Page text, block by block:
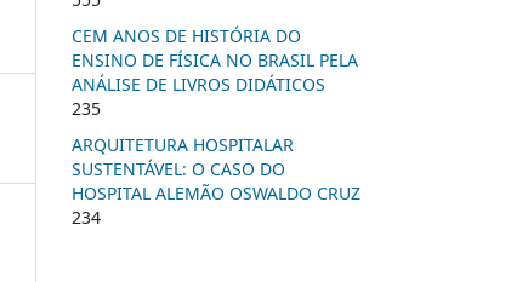
CEM ANOS DE HISTÓRIA DO
ENSINO DE FÍSICA NO BRASIL PELA
ANÁLISE DE LIVROS DIDÁTICOS
235
ARQUITETURA HOSPITALAR
SUSTENTÁVEL: O CASO DO
HOSPITAL ALEMÃO OSWALDO CRUZ
234